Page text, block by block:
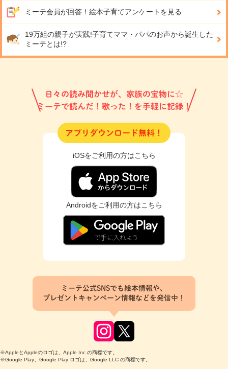
ミーテ会員が回答！ 絵本子育てアンケートを見る
19万組の親子が実践!子育てママ・パパのお声から誕生した
ミーテとは!?
日々の読み聞かせが、家族の宝物に☆
ミーテで読んだ！歌った！を手軽に記録！
アプリダウンロード無料！
iOSをご利用の方はこちら
Androidをご利用の方はこちら
ミーテ公式SNSでも絵本情報や、
プレゼントキャンペーン情報などを発信中！
※AppleとAppleのロゴは、Apple Inc.の商標です。
※Google Play、Google Play ロゴは、Google LLC の商標です。